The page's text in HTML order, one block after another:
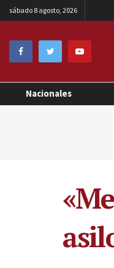
sábado 8 agosto, 2026
Nacionales